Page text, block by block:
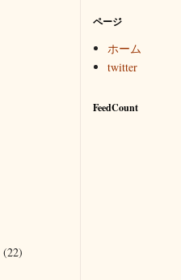
(22)
ページ
ホーム
twitter
FeedCount